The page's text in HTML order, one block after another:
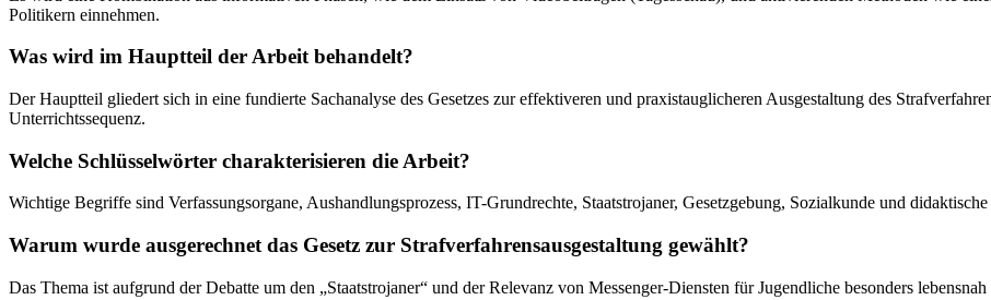
Politikern einnehmen.
Was wird im Hauptteil der Arbeit behandelt?
Der Hauptteil gliedert sich in eine fundierte Sachanalyse des Gesetzes zur effektiveren und praxistauglicheren Ausgestaltung des
Unterrichtssequenz.
Welche Schlüsselwörter charakterisieren die Arbeit?
Wichtige Begriffe sind Verfassungsorgane, Aushandlungsprozess, IT-Grundrechte, Staatstrojaner, Gesetzgebung, Sozialkunde und
Warum wurde ausgerechnet das Gesetz zur Strafverfahrensausgestaltung gewählt?
Das Thema ist aufgrund der Debatte um den „Staatstrojaner“ und der Relevanz von Messenger-Diensten für Jugendliche besonders